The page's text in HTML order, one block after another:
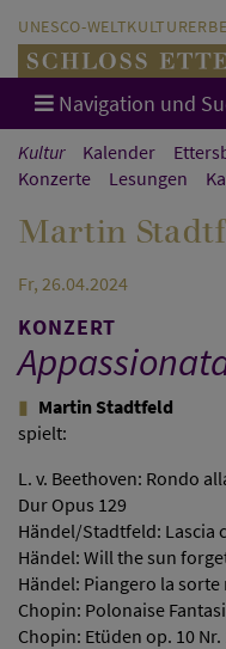
UNESCO-
Navigation und
Kultur Kalender
Konzerte
Lesungen
Martin
Fr, 26.04.2024
KONZERT
Martin Stadtfeld
spielt:
L. v. Beethoven: Rondo
Dur Opus 129
Händel/Stadtfeld: Lascia
Händel: Will the sun
Händel: Piangero la sorte
Chopin: Polonaise
Chopin: Etüden op. 10 Nr.